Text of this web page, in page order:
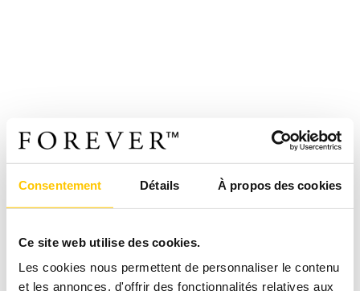
Consentement Détails À propos des cookies
Ce site web utilise des cookies.
Les cookies nous permettent de personnaliser le contenu
et les annonces, d'offrir des fonctionnalités relatives aux